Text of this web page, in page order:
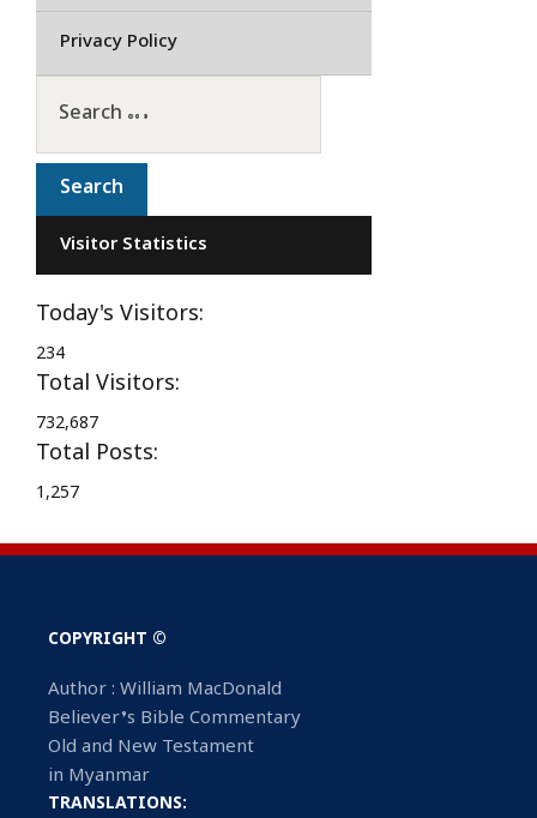
Privacy Policy
Visitor Statistics
Today's Visitors:
234
Total Visitors:
732,687
Total Posts:
1,257
COPYRIGHT ©
Author : William MacDonald
Believer’s Bible Commentary
Old and New Testament
in Myanmar
TRANSLATIONS: